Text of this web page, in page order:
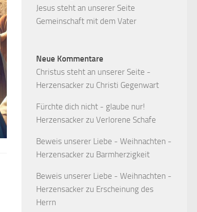
Jesus steht an unserer Seite
Gemeinschaft mit dem Vater
Neue Kommentare
Christus steht an unserer Seite -
Herzensacker zu Christi Gegenwart
Fürchte dich nicht - glaube nur!
Herzensacker zu Verlorene Schafe
Beweis unserer Liebe - Weihnachten -
Herzensacker zu Barmherzigkeit
Beweis unserer Liebe - Weihnachten -
Herzensacker zu Erscheinung des
Herrn